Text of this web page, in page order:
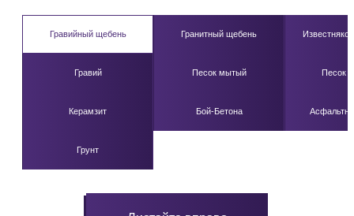
Гравийный щебень Гранитный щебень
Гравий Песок мытый Песок
Керамзит Бой-Бетона
Грунт